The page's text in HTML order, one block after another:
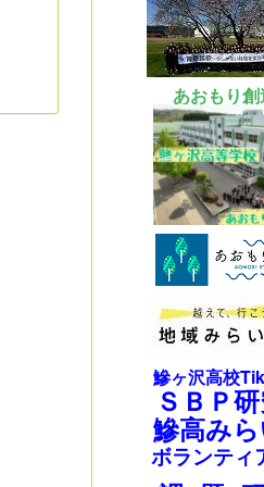
あおもり
鰺ヶ沢高校
ＳＢＰ
鰺高み
ボランティ